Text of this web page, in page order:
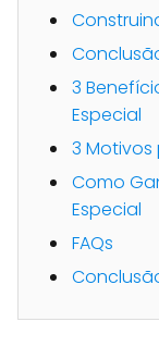
3
Especial
3 Motivos
Como
Especial
FAQs